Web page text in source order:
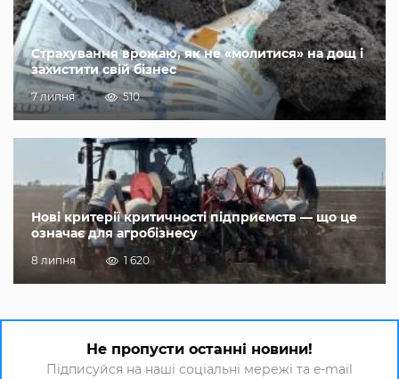
Страхування врожаю, як не «молитися» на дощ і
захистити свій бізнес
7 липня 510
Нові критерії критичності підприємств — що це
означає для агробізнесу
8 липня 1 620
Не пропусти останні новини!
Підписуйся на наші соціальні мережі та e-mail